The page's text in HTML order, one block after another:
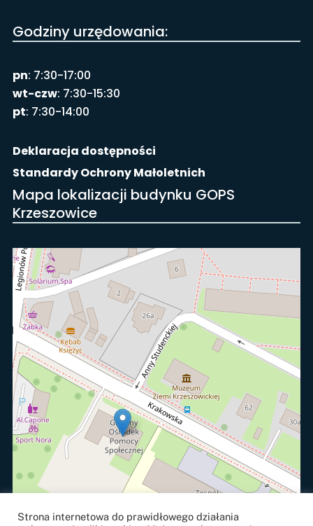
Godziny urzędowania:
pn: 7:30-17:00
wt-czw: 7:30-15:30
pt: 7:30-14:00
Deklaracja dostępności
Standardy Ochrony Małoletnich
Mapa lokalizacji budynku GOPS
Krzeszowice
Strona internetowa do prawidłowego działania